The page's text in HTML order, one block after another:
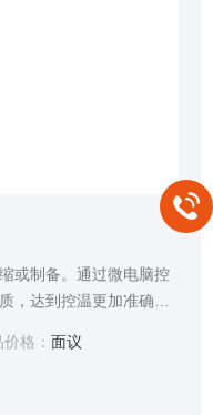
或制备。通过微电脑控
，达到控温更加准确，
达到样品无氧浓缩的目
格： 面议